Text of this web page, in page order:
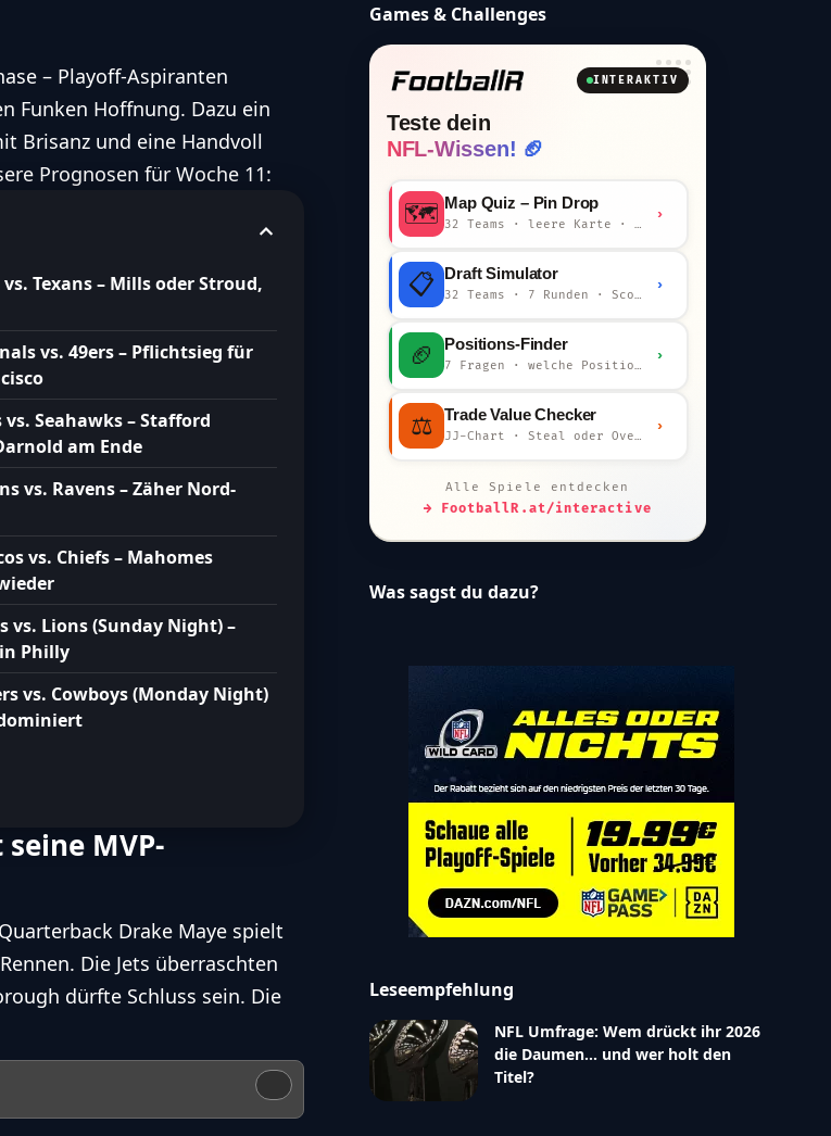
– Playoff-Aspiranten
Funken Hoffnung. Dazu ein
Brisanz und eine Handvoll
Prognosen für Woche 11:
Texans – Mills oder Stroud,
vs. 49ers – Pflichtsieg für
vs. Seahawks – Stafford
am Ende
vs. Ravens – Zäher Nord-
vs. Chiefs – Mahomes
vs. Lions (Sunday Night) –
Philly
vs. Cowboys (Monday Night)
MVP-
Drake Maye spielt
Die Jets überraschten
dürfte Schluss sein. Die
Games & Challenges
INTERAKTIV
Teste dein
NFL-Wissen! 🏈
🗺️ Map Quiz – Pin Drop
32 Teams · leere Karte · km-Wertung
›
📋 Draft Simulator
32 Teams · 7 Runden · Scout-Kommentar
›
🏈 Positions-Finder
7 Fragen · welche Position bist du?
›
⚖️ Trade Value Checker
JJ-Chart · Steal oder Overpay?
›
Alle Spiele entdecken
→ FootballR.at/interactive
Was sagst du dazu?
Leseempfehlung
NFL Umfrage: Wem drückt ihr 2026
die Daumen… und wer holt den
Titel?